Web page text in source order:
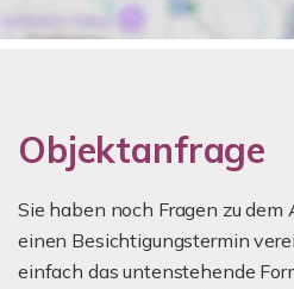
Objektanfrage
Sie haben noch Fragen zu
einen Besichtigungstermin
einfach das untenstehende